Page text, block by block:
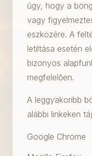
úgy, hogy a
vagy
eszközére. A
letiltása esetén
bizonyos
megfelelően.
A leggyakoribb
alábbi linkeken
Google Chrome